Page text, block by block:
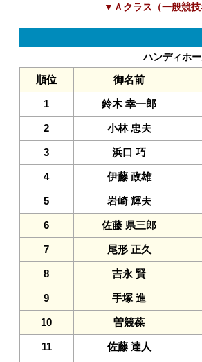
▼Ａクラス（一般競技
ハンディホ
順位 御名前
1 鈴木 幸一郎
2 小林 忠夫
3 浜口 巧
4 伊藤 政雄
5 岩崎 輝夫
6 佐藤 県三郎
7 尾形 正久
8 吉永 賢
9 手塚 進
10 曽競葆
11 佐藤 達人